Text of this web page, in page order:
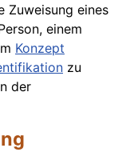
Zuweisung eines
einem
Konzept
zu
der